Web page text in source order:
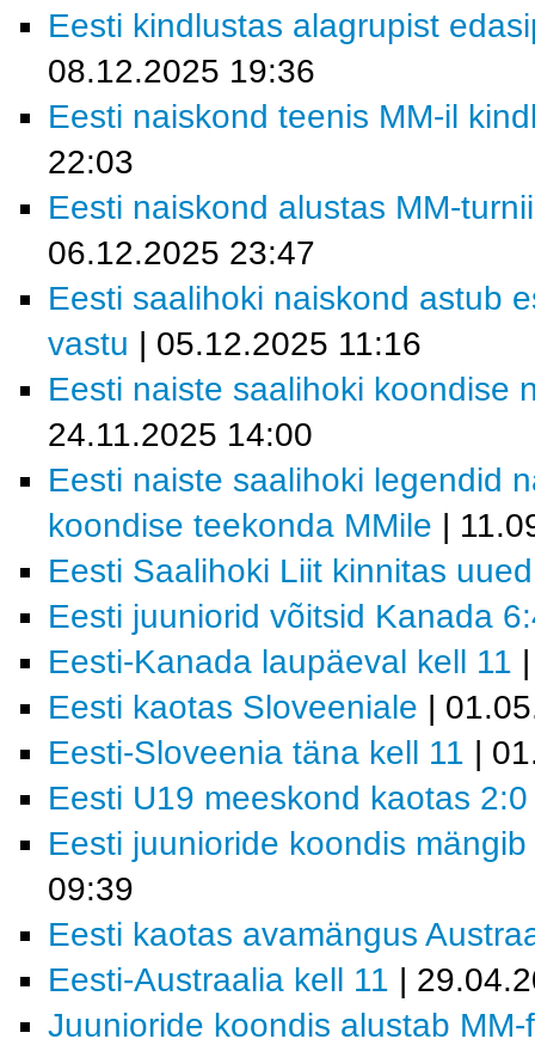
Eesti kindlustas alagrupist
08.12.2025 19:36
Eesti naiskond teenis MM-il
22:03
Eesti naiskond alustas MM-
06.12.2025 23:47
Eesti saalihoki naiskond astub
vastu | 05.12.2025 11:16
Eesti naiste saalihoki koondise
24.11.2025 14:00
Eesti naiste saalihoki legendid
koondise teekonda MMile |
Eesti Saalihoki Liit kinnitas
Eesti juuniorid võitsid Kanada
Eesti-Kanada laupäeval kell 11
Eesti kaotas Sloveeniale |
Eesti-Sloveenia täna kell 11 |
Eesti U19 meeskond kaotas
Eesti juunioride koondis
09:39
Eesti kaotas avamängus
Eesti-Austraalia kell 11 |
Juunioride koondis alustab